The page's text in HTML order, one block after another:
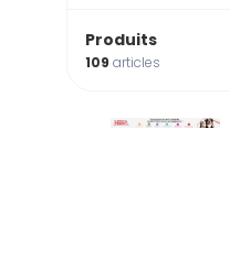
Produits
109articles